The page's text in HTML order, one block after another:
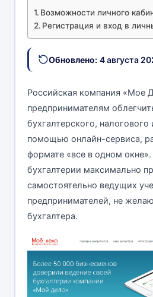
Возможности личного
Регистрация и вход в
Обновлено: 4 августа
Российская компания «Мое
предпринимателям
бухгалтерского, налогового
помощью онлайн-сервиса,
формате «все в одном
бухгалтерии максимально
самостоятельно ведущих
предпринимателей, не
бухгалтера.